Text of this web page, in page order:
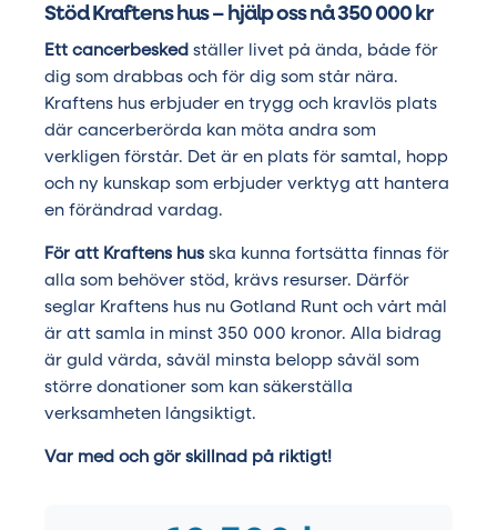
Stöd Kraftens hus – hjälp oss nå 350 000 kr
Ett cancerbesked ställer livet på ända, både för
dig som drabbas och för dig som står nära.
Kraftens hus erbjuder en trygg och kravlös plats
där cancerberörda kan möta andra som
verkligen förstår. Det är en plats för samtal, hopp
och ny kunskap som erbjuder verktyg att hantera
en förändrad vardag.
För att Kraftens hus ska kunna fortsätta finnas för
alla som behöver stöd, krävs resurser. Därför
seglar Kraftens hus nu Gotland Runt och vårt mål
är att samla in minst 350 000 kronor. Alla bidrag
är guld värda, såväl minsta belopp såväl som
större donationer som kan säkerställa
verksamheten långsiktigt.
Var med och gör skillnad på riktigt!